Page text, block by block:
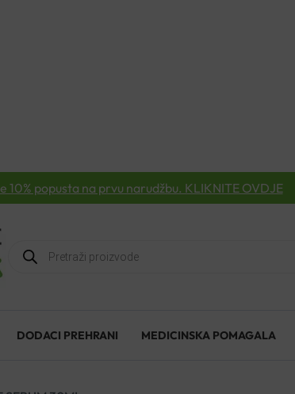
10% popusta na prvu narudžbu. KLIKNITE OVDJE
Products
search
DODACI PREHRANI MEDICINSKA POMAGALA